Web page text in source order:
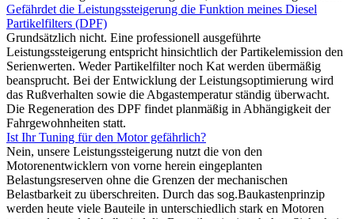
Gefährdet die Leistungssteigerung die Funktion meines Diesel
Partikelfilters (DPF)
Grundsätzlich nicht. Eine professionell ausgeführte
Leistungssteigerung entspricht hinsichtlich der Partikelemission den
Serienwerten. Weder Partikelfilter noch Kat werden übermäßig
beansprucht. Bei der Entwicklung der Leistungsoptimierung wird
das Rußverhalten sowie die Abgastemperatur ständig überwacht.
Die Regeneration des DPF findet planmäßig in Abhängigkeit der
Fahrgewohnheiten statt.
Ist Ihr Tuning für den Motor gefährlich?
Nein, unsere Leistungssteigerung nutzt die von den
Motorenentwicklern von vorne herein eingeplanten
Belastungsreserven ohne die Grenzen der mechanischen
Belastbarkeit zu überschreiten. Durch das sog.Baukastenprinzip
werden heute viele Bauteile in unterschiedlich stark en Motoren